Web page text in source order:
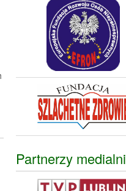
Partnerzy medialni